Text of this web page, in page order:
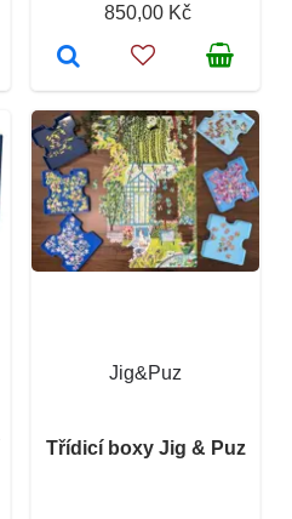
850,00 Kč
Jig&Puz
Třídicí boxy Jig & Puz